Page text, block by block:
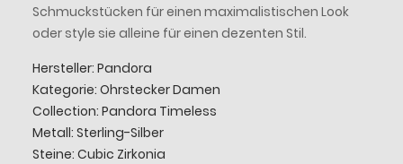
Schmuckstücken für einen maximalistischen Look
oder style sie alleine für einen dezenten Stil.
Hersteller: Pandora
Kategorie: Ohrstecker Damen
Collection: Pandora Timeless
Metall: Sterling-Silber
Steine: Cubic Zirkonia